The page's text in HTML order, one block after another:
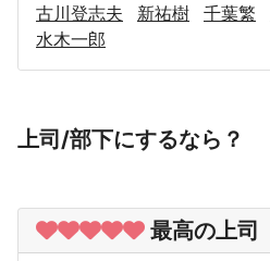
古川登志夫
新祐樹 千葉繁
水木一郎
上司/部下にするなら？
最高の上司